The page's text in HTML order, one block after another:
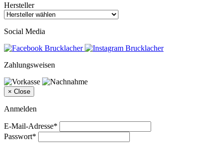
Hersteller
Social Media
Zahlungsweisen
× Close
Anmelden
E-Mail-Adresse*
Passwort*